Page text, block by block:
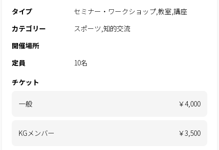
タイプ
セミナー・ワークショップ,教室,講座
カテゴリー
スポーツ,知的交流
開催場所
定員
10名
チケット
一般 ￥4,000
KGメンバー ￥3,500